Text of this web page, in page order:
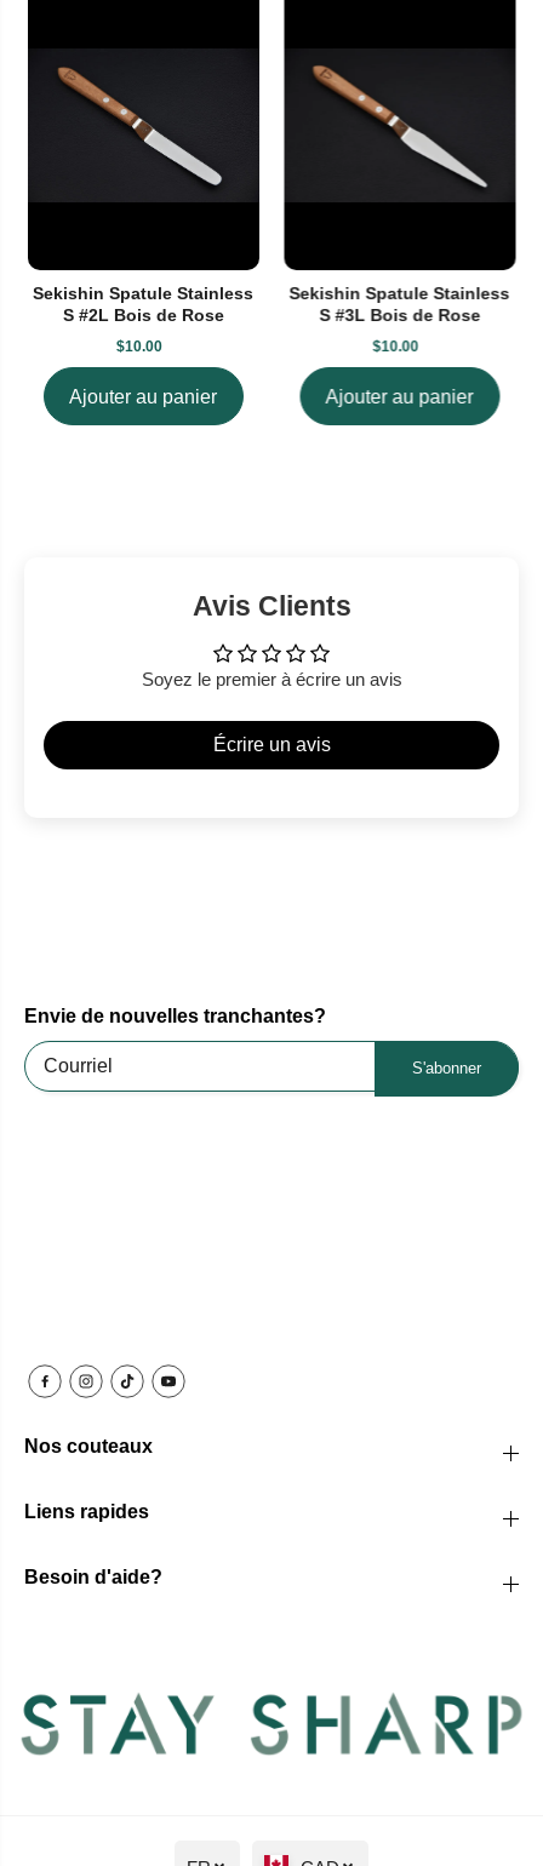
Sekishin Spatule Stainless
S #2L Bois de Rose
$10.00
Ajouter au panier
Sekishin Spatule Stainless
S #3L Bois de Rose
$10.00
Ajouter au panier
Avis Clients
Soyez le premier à écrire un avis
Écrire un avis
Envie de nouvelles tranchantes?
S'abonner
Nos couteaux
Liens rapides
Besoin d'aide?